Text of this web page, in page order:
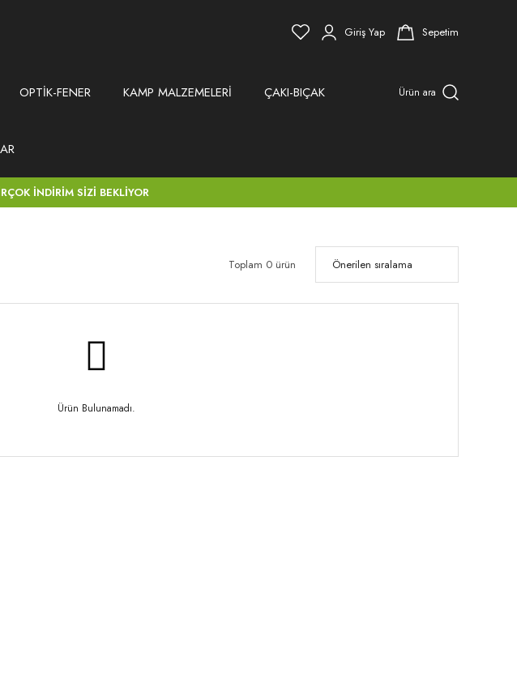
Giriş Yap Sepetim
OPTİK-FENER KAMP MALZEMELERİ ÇAKI-BIÇAK Ürün ara
İNDİRİM SİZİ BEKLİYOR
Toplam 0 ürün
Ürün Bulunamadı.